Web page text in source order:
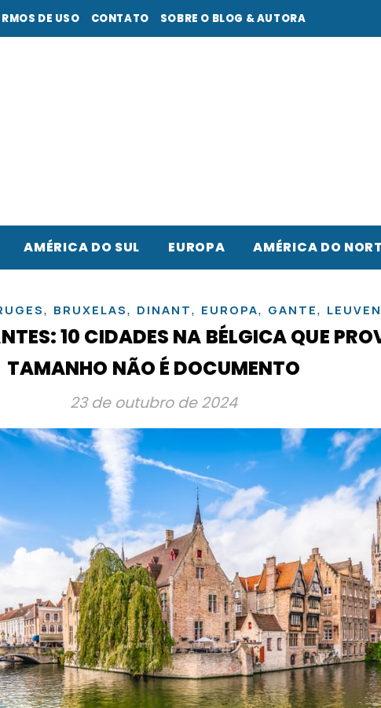
DE USO CONTATO SOBRE O BLOG & AUTORA
AMÉRICA DO SUL EUROPA AMÉRICA DO
, BRUXELAS, DINANT, EUROPA, GANTE, LEUVEN
10 CIDADES NA BÉLGICA QUE
TAMANHO NÃO É DOCUMENTO
23 de outubro de 2024